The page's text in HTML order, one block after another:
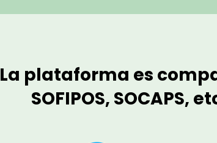
La plataforma es
SOFIPOS, SOCAPS,